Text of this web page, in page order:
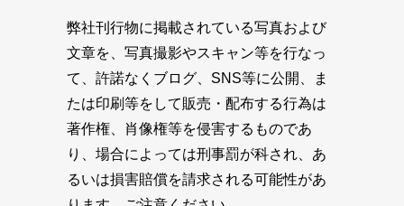
弊社刊行物に掲載されている写真および
文章を、写真撮影やスキャン等を行なっ
て、許諾なくブログ、SNS等に公開、ま
たは印刷等をして販売・配布する行為は
著作権、肖像権等を侵害するものであ
り、場合によっては刑事罰が科され、あ
るいは損害賠償を請求される可能性があ